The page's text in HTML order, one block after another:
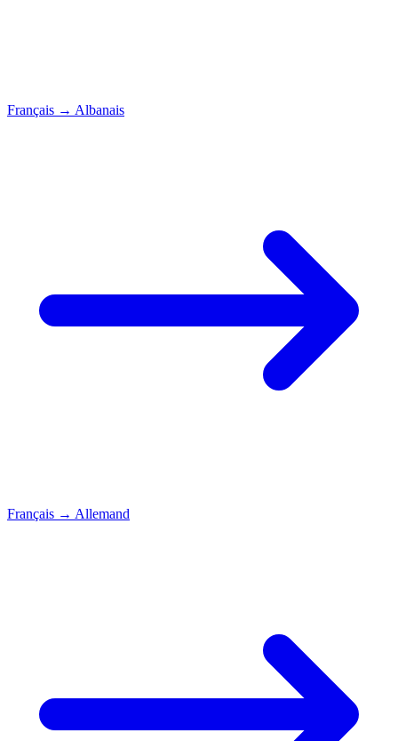
Français → Albanais
Français → Allemand